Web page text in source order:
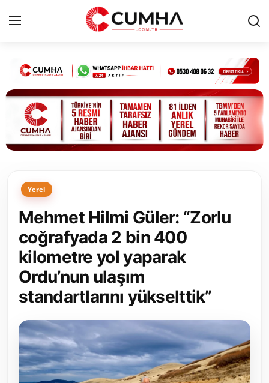
Kurumsal
Cumhurbaşkanlığı
Bakanlıklar
Siyasi Partiler
Yerel Yönetimler
Mülki İdare
Toplum ve Yaşam
Kamu Kurumları ve Üst Kurullar
Resmi Reklamlar
Yerel
Mehmet Hilmi Güler: “Zorlu
coğrafyada 2 bin 400
kilometre yol yaparak
Ordu’nun ulaşım
standartlarını yükselttik”